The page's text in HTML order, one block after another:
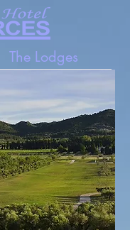
The Lodges